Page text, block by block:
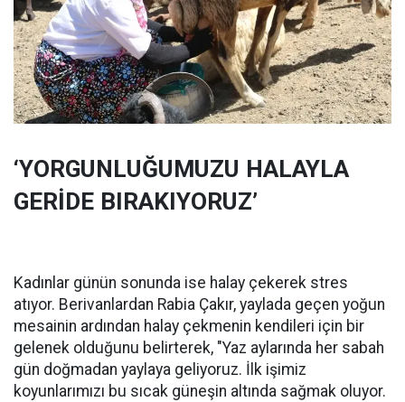
‘YORGUNLUĞUMUZU HALAYLA
GERİDE BIRAKIYORUZ’
Kadınlar günün sonunda ise halay çekerek stres
atıyor. Berivanlardan Rabia Çakır, yaylada geçen yoğun
mesainin ardından halay çekmenin kendileri için bir
gelenek olduğunu belirterek, "Yaz aylarında her sabah
gün doğmadan yaylaya geliyoruz. İlk işimiz
koyunlarımızı bu sıcak güneşin altında sağmak oluyor.